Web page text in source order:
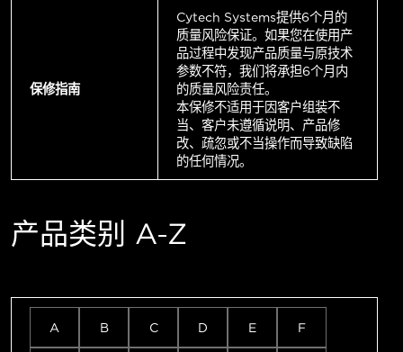
保修指南
Cytech Systems提供6个月的
质量风险保证。如果您在使用产
品过程中发现产品质量与原技术
参数不符，我们将承担6个月内
的质量风险责任。
本保修不适用于因客户组装不
当、客户未遵循说明、产品修
改、疏忽或不当操作而导致缺陷
的任何情况。
产品类别 A-Z
A B C D E F